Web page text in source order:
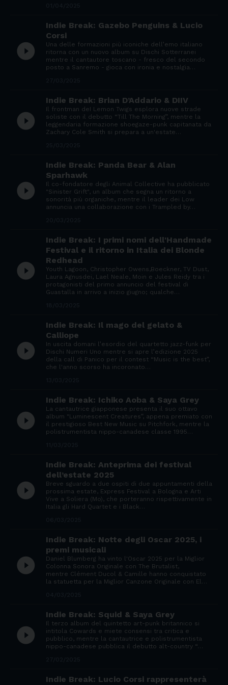
play_circle_filled
Indie Break: Gazebo Penguins & Lucio
Corsi
Una delle formazioni più iconiche dell’emo italiano
ritorna con un nuovo album su Dischi Sotterranei
mentre il cantautore toscano - fresco del secondo
posto a Sanremo - gioca con ironia e nostalgia…
play_circle_filled
Indie Break: Brian D’Addario & DIIV
Il frontman deI Lemon Twigs esplora nuove strade
soliste con il debutto “Till The Morning”, mentre la
leggendaria formazione shoegaze-punk capitanata da
Zachary Cole Smith si prepara a un'estate…
play_circle_filled
Indie Break: Panda Bear & Alan
Sparhawk
​Il co-fondatore degli Animal Collective ha pubblicato
"Sinister Grift", un album che segna un ritorno a
sonorità più organiche, mentre il leader dei Low
annuncia una collaborazione con i Trampled by…
play_circle_filled
Indie Break: I primi nomi dell'Handmade
Festival e il ritorno in Italia dei Blonde
Redhead
Youth Lagoon, Christopher Owens,Boeckner, TV Dust,
Laura Agnusdei, Lael Neale, Moin e Jules Reidy tra i
protagonisti del primo annuncio del festival di
Guastalla in arrivo a inizio giugno; qualche…
play_circle_filled
Indie Break: Il mago del gelato &
Calliope
In uscita domani l’esordio del quartetto jazz-funk per
Dischi Numeri Uno mentre si apre l’edizione 2025
della call di Panico per il contest “Music is the best”,
che l'anno scorso ha incoronato…
play_circle_filled
Indie Break: Ichiko Aoba & Saya Grey
La cantautrice giapponese presenta il suo ottavo
album "Luminescent Creatures”, appena premiato con
il prestigioso Best New Music su Pitchfork, mentre la
polistrumentista nippo-canadese classe 1995…
play_circle_filled
Indie Break: Anteprima dei festival
dell’estate 2025
Breve sguardo a due ospiti di due appuntamenti della
prossima estate, Express Festival a Bologna e Arti
Vive a Soliera (Mo), che porteranno rispettivamente in
Italia gli Hard Quartet e i Black…
play_circle_filled
Indie Break: Notte degli Oscar 2025, i
premi musicali
Daniel Blumberg ha vinto l'Oscar 2025 per la Miglior
Colonna Sonora Originale con The Brutalist,
mentre Clément Ducol & Camille hanno conquistato
la statuetta per la Miglior Canzone Originale con El…
play_circle_filled
Indie Break: Squid & Saya Grey
Il terzo album del quintetto art-punk britannico si
intitola Cowards e miete consensi tra critica e
pubblico, mentre la cantautrice e polistrumentista
nippo-canadese pubblica il debutto alt-country “…
Indie Break: Lucio Corsi rappresenterà